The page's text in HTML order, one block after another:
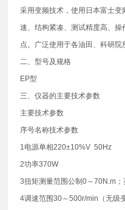
采用变频技术，使用日本富士
速、结构紧凑、测试精度高、
点。广泛使用于各油田、科研院
二、型号及规格
EP型
三、仪器的主要技术参数
主要技术参数
序号名称技术参数
1电源单相220±10%V 50Hz
2功率370W
3扭矩测量范围公制0～70N.m
4调速范围30～500r/min（无级